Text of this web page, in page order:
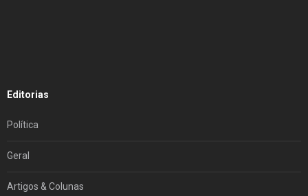
Editorias
Política
Geral
Artigos & Colunas